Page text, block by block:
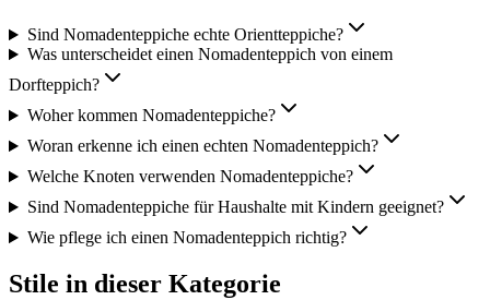
Sind Nomadenteppiche echte Orientteppiche?
Was unterscheidet einen Nomadenteppich von einem
Dorfteppich?
Woher kommen Nomadenteppiche?
Woran erkenne ich einen echten Nomadenteppich?
Welche Knoten verwenden Nomadenteppiche?
Sind Nomadenteppiche für Haushalte mit Kindern geeignet?
Wie pflege ich einen Nomadenteppich richtig?
Stile in dieser Kategorie